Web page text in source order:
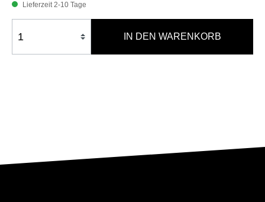
Lieferzeit 2-10 Tage
IN DEN WARENKORB